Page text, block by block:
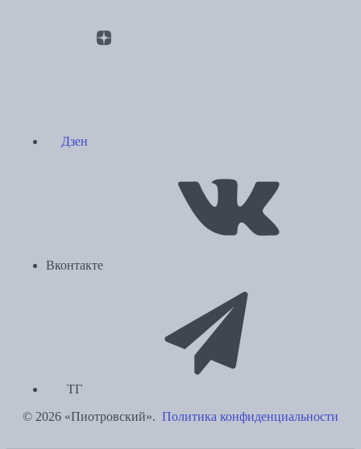
Дзен
Вконтакте
ТГ
© 2026 «Пиотровский». Политика конфиденциальности